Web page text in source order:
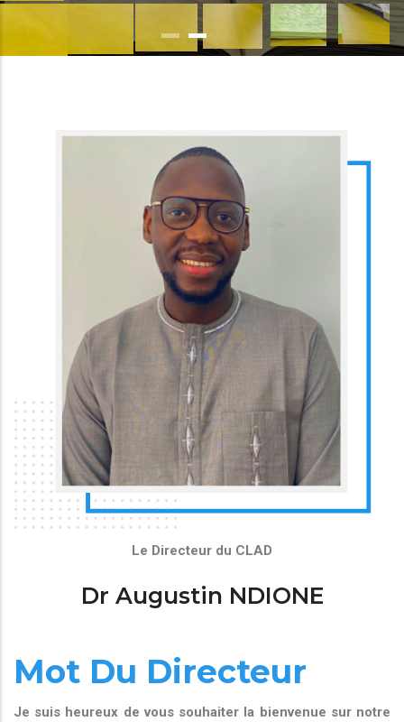
Le Directeur du CLAD
Dr Augustin NDIONE
Mot Du Directeur
Je suis heureux de vous souhaiter la bienvenue sur notre